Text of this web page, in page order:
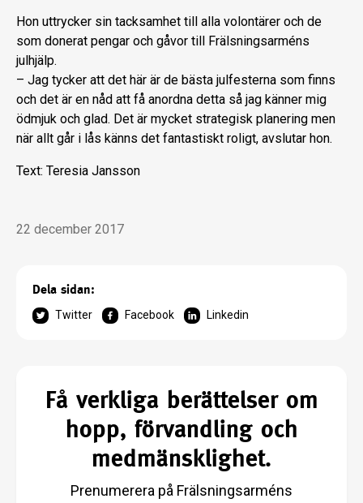
Hon uttrycker sin tacksamhet till alla volontärer och de
som donerat pengar och gåvor till Frälsningsarméns
julhjälp.
– Jag tycker att det här är de bästa julfesterna som finns
och det är en nåd att få anordna detta så jag känner mig
ödmjuk och glad. Det är mycket strategisk planering men
när allt går i lås känns det fantastiskt roligt, avslutar hon.
Text: Teresia Jansson
22 december 2017
Dela sidan:
Twitter Facebook Linkedin
Få verkliga berättelser om
hopp, förvandling och
medmänsklighet.
Prenumerera på Frälsningsarméns